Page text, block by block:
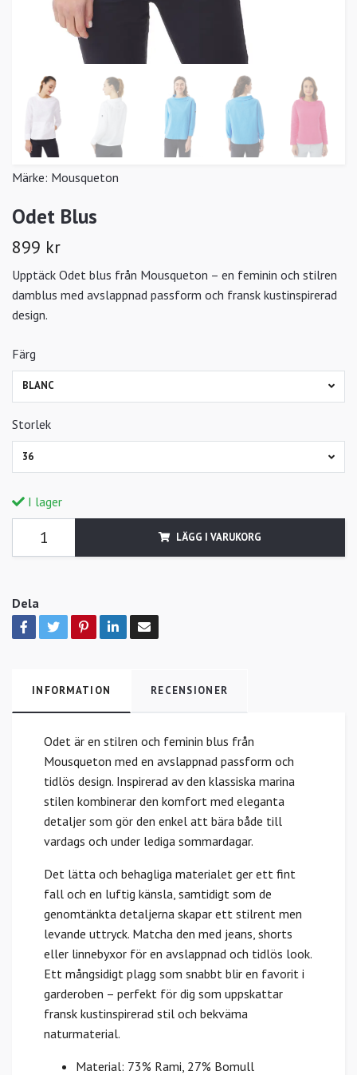
Märke: Mousqueton
Odet Blus
899 kr
Upptäck Odet blus från Mousqueton – en feminin och stilren
damblus med avslappnad passform och fransk kustinspirerad
design.
Färg
BLANC
Storlek
36
I lager
LÄGG I VARUKORG
Dela
INFORMATION RECENSIONER
Odet är en stilren och feminin blus från
Mousqueton med en avslappnad passform och
tidlös design. Inspirerad av den klassiska marina
stilen kombinerar den komfort med eleganta
detaljer som gör den enkel att bära både till
vardags och under lediga sommardagar.
Det lätta och behagliga materialet ger ett fint
fall och en luftig känsla, samtidigt som de
genomtänkta detaljerna skapar ett stilrent men
levande uttryck. Matcha den med jeans, shorts
eller linnebyxor för en avslappnad och tidlös look.
Ett mångsidigt plagg som snabbt blir en favorit i
garderoben – perfekt för dig som uppskattar
fransk kustinspirerad stil och bekväma
naturmaterial.
Material: 73% Rami, 27% Bomull